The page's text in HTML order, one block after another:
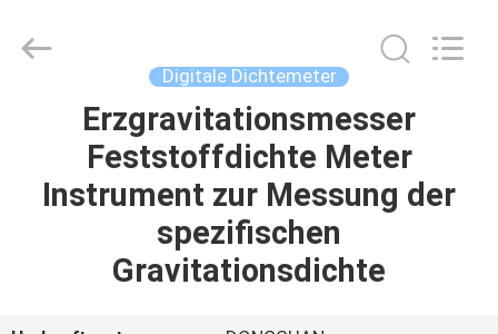
PRODUKTE
Developed
Digitale Dichtemeter
Erzgravitationsmesser
Feststoffdichte Meter
Instrument zur Messung der
spezifischen
Gravitationsdichte